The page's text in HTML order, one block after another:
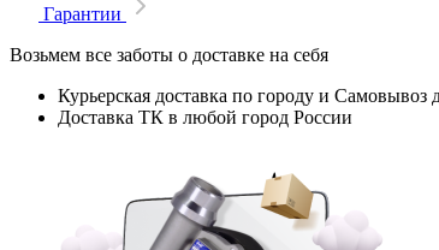
Гарантии
Возьмем все заботы о доставке на себя
Курьерская доставка по городу и
Доставка ТК в любой город России